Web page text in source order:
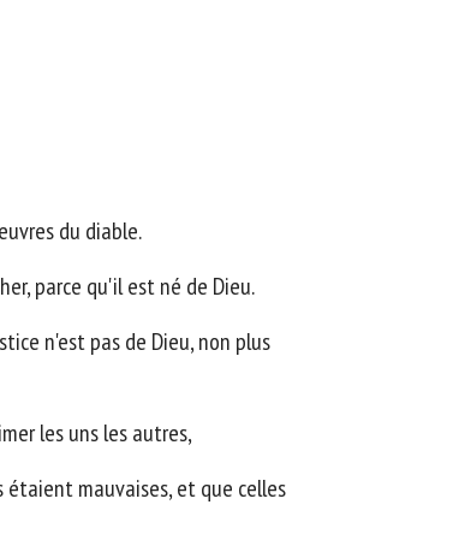
du diable.
parce qu'il est né de Dieu.
n'est pas de Dieu, non plus
les uns les autres,
mauvaises, et que celles